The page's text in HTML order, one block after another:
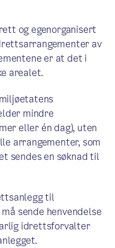
og egenorganisert
av
er at det i
arealet.
mindre
eller én dag), uten
arrangementer, som
sendes en søknad til
til
sende henvendelse
idrettsforvalter